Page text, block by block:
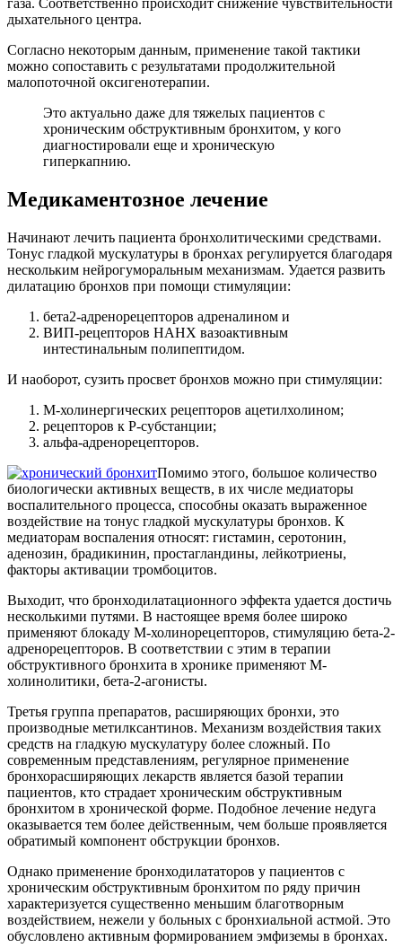
газа. Соответственно происходит снижение чувствительности
дыхательного центра.
Согласно некоторым данным, применение такой тактики
можно сопоставить с результатами продолжительной
малопоточной оксигенотерапии.
Это актуально даже для тяжелых пациентов с
хроническим обструктивным бронхитом, у кого
диагностировали еще и хроническую
гиперкапнию.
Медикаментозное лечение
Начинают лечить пациента бронхолитическими средствами.
Тонус гладкой мускулатуры в бронхах регулируется благодаря
нескольким нейрогуморальным механизмам. Удается развить
дилатацию бронхов при помощи стимуляции:
бета2-адренорецепторов адреналином и
ВИП-рецепторов НАНХ вазоактивным
интестинальным полипептидом.
И наоборот, сузить просвет бронхов можно при стимуляции:
М-холинергических рецепторов ацетилхолином;
рецепторов к Р-субстанции;
альфа-адренорецепторов.
Помимо этого, большое количество
биологически активных веществ, в их числе медиаторы
воспалительного процесса, способны оказать выраженное
воздействие на тонус гладкой мускулатуры бронхов. К
медиаторам воспаления относят: гистамин, серотонин,
аденозин, брадикинин, простагландины, лейкотриены,
факторы активации тромбоцитов.
Выходит, что бронходилатационного эффекта удается достичь
несколькими путями. В настоящее время более широко
применяют блокаду М-холинорецепторов, стимуляцию бета-2-
адренорецепторов. В соответствии с этим в терапии
обструктивного бронхита в хронике применяют М-
холинолитики, бета-2-агонисты.
Третья группа препаратов, расширяющих бронхи, это
производные метилксантинов. Механизм воздействия таких
средств на гладкую мускулатуру более сложный. По
современным представлениям, регулярное применение
бронхорасширяющих лекарств является базой терапии
пациентов, кто страдает хроническим обструктивным
бронхитом в хронической форме. Подобное лечение недуга
оказывается тем более действенным, чем больше проявляется
обратимый компонент обструкции бронхов.
Однако применение бронходилататоров у пациентов с
хроническим обструктивным бронхитом по ряду причин
характеризуется существенно меньшим благотворным
воздействием, нежели у больных с бронхиальной астмой. Это
обусловлено активным формированием эмфиземы в бронхах.